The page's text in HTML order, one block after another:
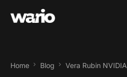
Home Blog Vera Rubin NVIDIA